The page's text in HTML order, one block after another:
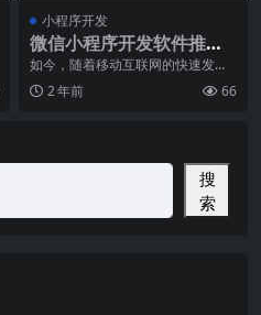
小程序开发
微信小程序开发软件推
荐，提高开发效率的利器
如今，随着移动互联网的快速发
展，小程序成为了移动应用开发的
新趋势。作为一种无需下
2 年前 66
搜
索